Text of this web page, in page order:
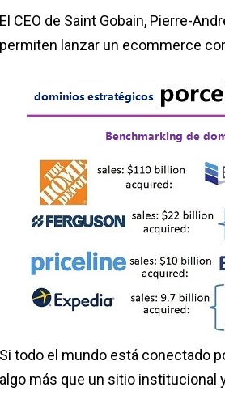
El CEO de Saint Gobain, Pierre-
permiten lanzar un ecommerce
Si todo el mundo está conectado
algo más que un sitio institucional